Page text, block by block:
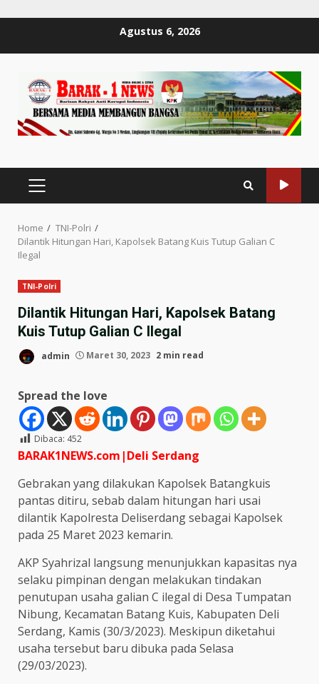
Agustus 6, 2026
PRIMARY
MENU
Home
TNI-Polri
Dilantik Hitungan Hari, Kapolsek Batang Kuis Tutup Galian C
Ilegal
TNI-Polri
Dilantik Hitungan Hari, Kapolsek Batang
Kuis Tutup Galian C Ilegal
admin Maret 30, 2023 2 min read
Spread the love
Dibaca: 452
BARAK1NEWS.com|Deli Serdang
Gebrakan yang dilakukan Kapolsek Batangkuis
pantas ditiru, sebab dalam hitungan hari usai
dilantik Kapolresta Deliserdang sebagai Kapolsek
pada 25 Maret 2023 kemarin.
AKP Syahrizal langsung menunjukkan kapasitas nya
selaku pimpinan dengan melakukan tindakan
penutupan usaha galian C ilegal di Desa Tumpatan
Nibung, Kecamatan Batang Kuis, Kabupaten Deli
Serdang, Kamis (30/3/2023). Meskipun diketahui
usaha tersebut baru dibuka pada Selasa
(29/03/2023).